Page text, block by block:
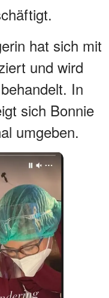
hat sich mit
und wird
In
sich Bonnie
umgeben.